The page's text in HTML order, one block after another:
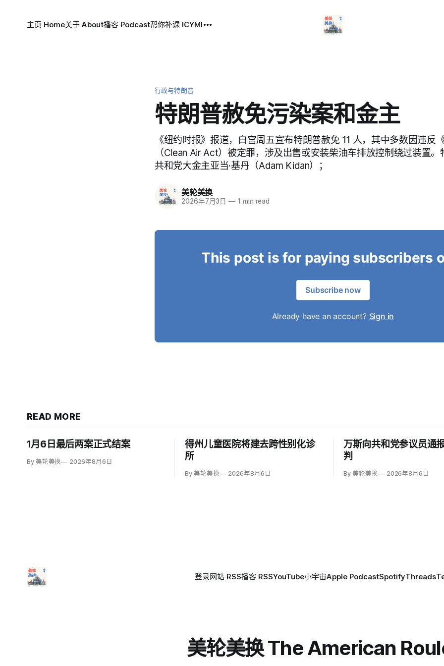
主页 Home关于 About播客 Podcast帮你补课 ICYMI
行政与特朗普
特朗普赦免污染案和金主
《纽约时报》报道，白宫周五宣布特朗普赦免 11 人，其中多数因违反
（Clean Air Act）被定罪，涉及出售或安装柴油车排放控制绕过装置
共和党大金主亚当·基丹（Adam Kidan）；
美轮美换
2026年7月3日 — 1 min read
This post is for paying subscribers
Subscribe now
Already have an account? Sign in
READ MORE
1月6日最后两案正式结案
By 美轮美换 2026年8月6日
得州儿童医院将建去跨性别化诊
所
By 美轮美换 2026年8月6日
万斯向共和党参议员通
判
By 美轮美换 2026年8月6日
登录网站 RSS播客 RSSYouTube小宇宙Apple PodcastSpotifyThreads
美轮美换 The American